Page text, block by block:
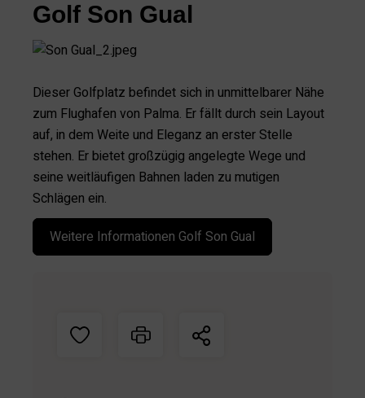
Golf Son Gual
Dieser Golfplatz befindet sich in unmittelbarer Nähe
zum Flughafen von Palma. Er fällt durch sein Layout
auf, in dem Weite und Eleganz an erster Stelle
stehen. Er bietet großzügig angelegte Wege und
seine weitläufigen Bahnen laden zu mutigen
Schlägen ein.
Weitere Informationen Golf Son Gual